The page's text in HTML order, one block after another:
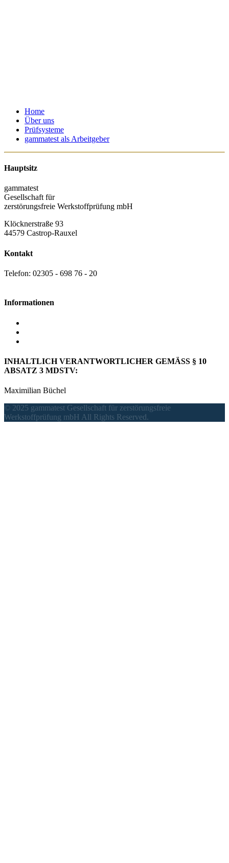
Home
Über uns
Prüfsysteme
gammatest als Arbeitgeber
Hauptsitz
gammatest
Gesellschaft für
zerstörungsfreie Werkstoffprüfung mbH
Klöcknerstraße 93
44579 Castrop-Rauxel
Kontakt
Telefon: 02305 - 698 76 - 20
Informationen
INHALTLICH VERANTWORTLICHER GEMÄSS § 10
ABSATZ 3 MDSTV:
Maximilian Büchel
© 2025 gammatest Gesellschaft für zerstörungsfreie
Werkstoffprüfung mbH All Rights Reserved.